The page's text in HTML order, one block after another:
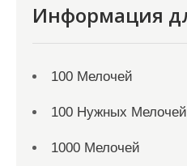
Информация
100 Мелочей
100 Нужных Мелочей
1000 Мелочей